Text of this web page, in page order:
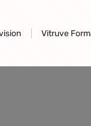
should be
Vitruve